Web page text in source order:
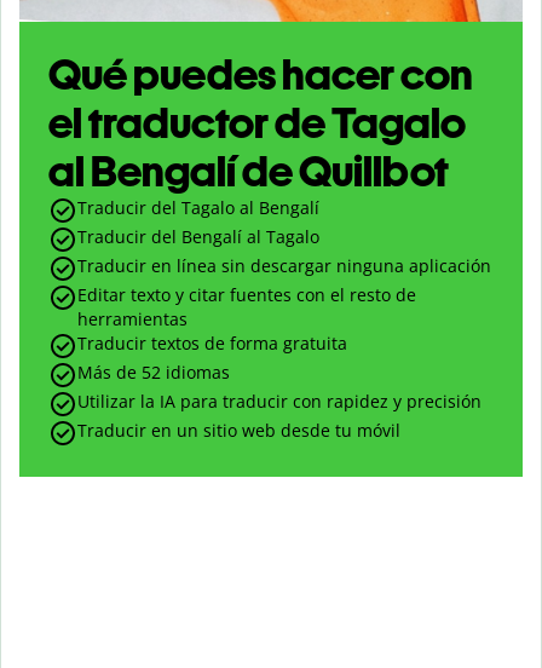
Qué puedes hacer con
el traductor de Tagalo
al Bengalí de Quillbot
Traducir del Tagalo al Bengalí
Traducir del Bengalí al Tagalo
Traducir en línea sin descargar ninguna aplicación
Editar texto y citar fuentes con el resto de
herramientas
Traducir textos de forma gratuita
Más de 52 idiomas
Utilizar la IA para traducir con rapidez y precisión
Traducir en un sitio web desde tu móvil